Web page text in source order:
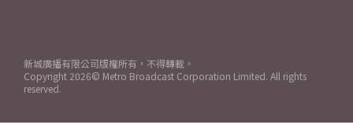
新城廣播有限公司版權所有，不得轉載。
Copyright 2026© Metro Broadcast Corporation Limited. All rights
reserved.